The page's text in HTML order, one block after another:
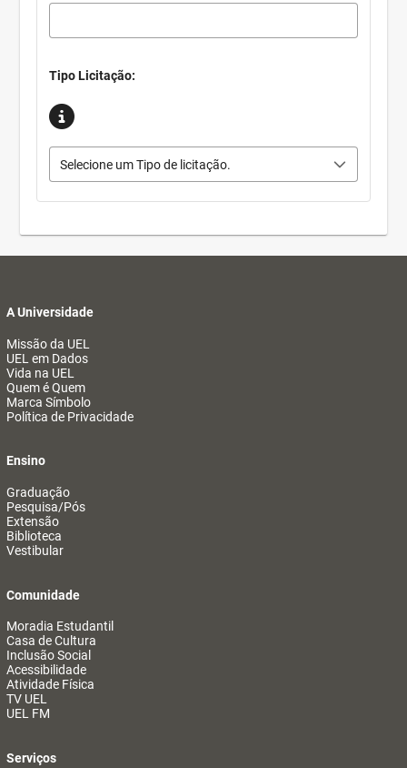
Tipo Licitação:
Selecione um Tipo de licitação.
A Universidade
Missão da UEL
UEL em Dados
Vida na UEL
Quem é Quem
Marca Símbolo
Política de Privacidade
Ensino
Graduação
Pesquisa/Pós
Extensão
Biblioteca
Vestibular
Comunidade
Moradia Estudantil
Casa de Cultura
Inclusão Social
Acessibilidade
Atividade Física
TV UEL
UEL FM
Serviços